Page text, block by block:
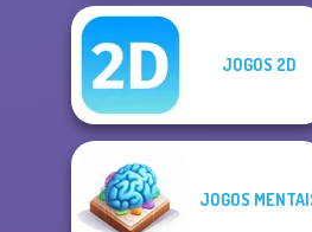
JOGOS 2D
JOGOS